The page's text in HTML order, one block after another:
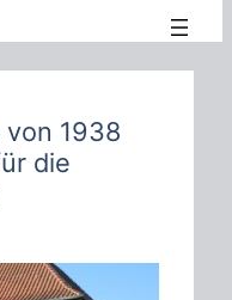
1938
die